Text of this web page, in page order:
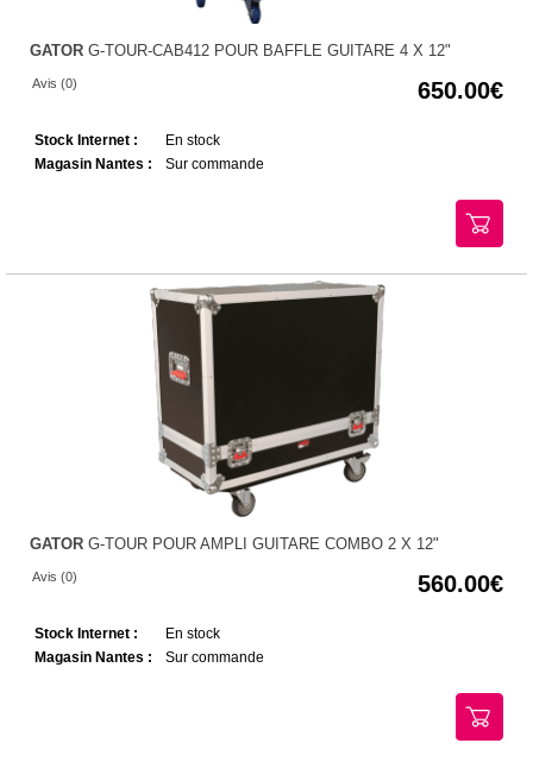
GATOR G-TOUR-CAB412 POUR BAFFLE GUITARE 4 X 12"
Avis (0) 650.00
Stock Internet :
En stock
Magasin Nantes :
Sur commande
GATOR G-TOUR POUR AMPLI GUITARE COMBO 2 X 12"
Avis (0) 560.00
Stock Internet :
En stock
Magasin Nantes :
Sur commande